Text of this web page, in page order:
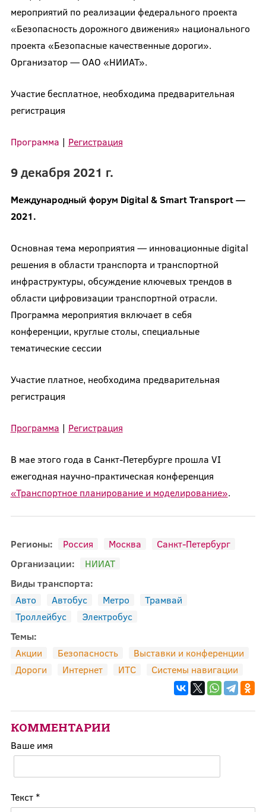
мероприятий по реализации федерального проекта
«Безопасность дорожного движения» национального
проекта «Безопасные качественные дороги».
Организатор — ОАО «НИИАТ».
Участие бесплатное, необходима предварительная
регистрация
Программа | Регистрация
9 декабря 2021 г.
Международный форум Digital & Smart Transport —
2021.
Основная тема мероприятия — инновационные digital
решения в области транспорта и транспортной
инфраструктуры, обсуждение ключевых трендов в
области цифровизации транспортной отрасли.
Программа мероприятия включает в себя
конференции, круглые столы, специальные
тематические сессии
Участие платное, необходима предварительная
регистрация
Программа | Регистрация
В мае этого года в Санкт-Петербурге прошла VI
ежегодная научно-практическая конференция
«Транспортное планирование и моделирование».
Регионы: Россия Москва
Санкт-Петербург
Организации:
НИИАТ
Виды транспорта:
Авто
Автобус Метро
Трамвай
Троллейбус
Электробус
Темы:
Акции
Безопасность
Выставки и конференции
Дороги
Интернет ИТС Системы навигации
КОММЕНТАРИИ
Ваше имя
Текст *